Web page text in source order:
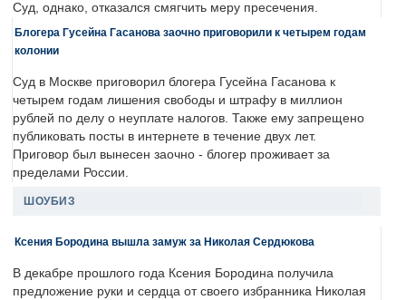
Суд, однако, отказался смягчить меру пресечения.
Блогера Гусейна Гасанова заочно приговорили к четырем годам
колонии
Суд в Москве приговорил блогера Гусейна Гасанова к
четырем годам лишения свободы и штрафу в миллион
рублей по делу о неуплате налогов. Также ему запрещено
публиковать посты в интернете в течение двух лет.
Приговор был вынесен заочно - блогер проживает за
пределами России.
ШОУБИЗ
Ксения Бородина вышла замуж за Николая Сердюкова
В декабре прошлого года Ксения Бородина получила
предложение руки и сердца от своего избранника Николая